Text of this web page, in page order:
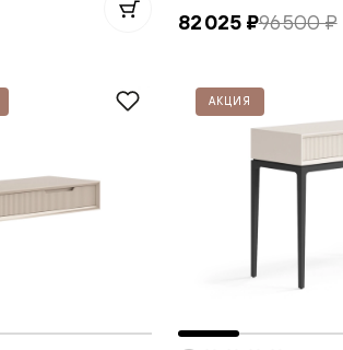
82 025 ₽96 500 ₽
АКЦИЯ